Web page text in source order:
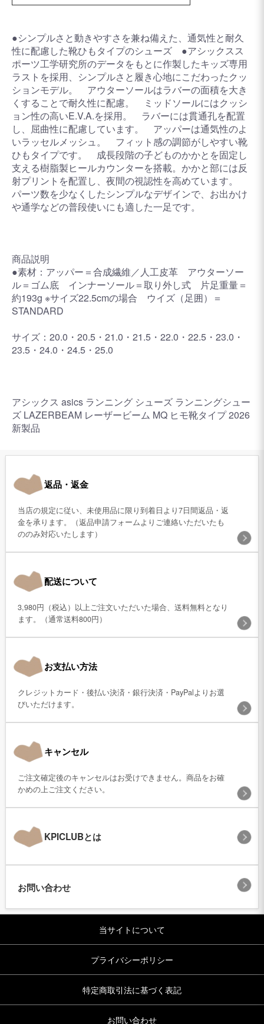
●シンプルさと動きやすさを兼ね備えた、通気性と耐久
性に配慮した靴ひもタイプのシューズ ●アシックスス
ポーツ工学研究所のデータをもとに作製したキッズ専用
ラストを採用、シンプルさと履き心地にこだわったクッ
ションモデル。 アウターソールはラバーの面積を大き
くすることで耐久性に配慮。 ミッドソールにはクッシ
ョン性の高いE.V.A.を採用。 ラバーには貫通孔を配置
し、屈曲性に配慮しています。 アッパーは通気性のよ
いラッセルメッシュ。 フィット感の調節がしやすい靴
ひもタイプです。 成長段階の子どものかかとを固定し
支える樹脂製ヒールカウンターを搭載。かかと部には反
射プリントを配置し、夜間の視認性を高めています。
パーツ数を少なくしたシンプルなデザインで、お出かけ
や通学などの普段使いにも適した一足です。
商品説明
●素材：アッパー＝合成繊維／人工皮革 アウターソー
ル＝ゴム底 インナーソール＝取り外し式 片足重量＝
約193g ※サイズ22.5cmの場合 ウイズ（足囲）＝
STANDARD
サイズ：20.0・20.5・21.0・21.5・22.0・22.5・23.0・
23.5・24.0・24.5・25.0
アシックス asics ランニング シューズ ランニングシュー
ズ LAZERBEAM レーザービーム MQ ヒモ靴タイプ 2026
新製品
返品・返金
当店の規定に従い、未使用品に限り到着日より7日間返品・返
金を承ります。（返品申請フォームよりご連絡いただいたも
ののみ対応いたします）
配送について
3,980円（税込）以上ご注文いただいた場合、送料無料となり
ます。（通常送料800円）
お支払い方法
クレジットカード・後払い決済・銀行決済・PayPalよりお選
びいただけます。
キャンセル
ご注文確定後のキャンセルはお受けできません。商品をお確
かめの上ご注文ください。
KPICLUBとは
お問い合わせ
当サイトについて
プライバシーポリシー
特定商取引法に基づく表記
お問い合わせ